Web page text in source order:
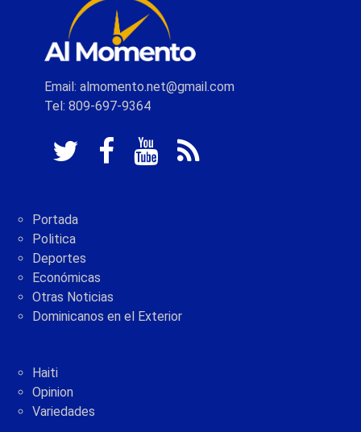
Email: almomento.net@gmail.com
Tel: 809-697-9364
Portada
Politica
Deportes
Económicas
Otras Noticias
Dominicanos en el Exterior
Haiti
Opinion
Variedades